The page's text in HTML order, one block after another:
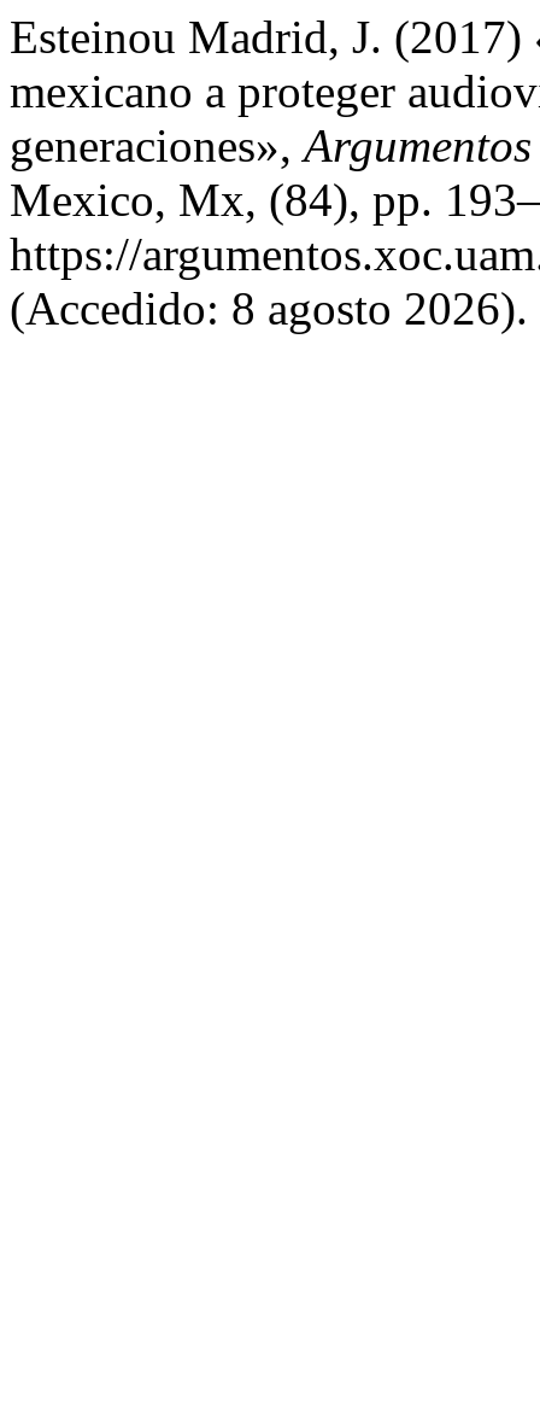
Esteinou Madrid, J. (2017)
mexicano a proteger
generaciones»,
Mexico, Mx, (84), pp.
https://
(Accedido: 8 agosto 2026).